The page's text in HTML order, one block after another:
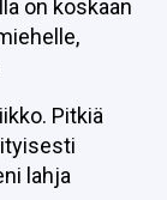
on koskaan
Pitkiä
lahja